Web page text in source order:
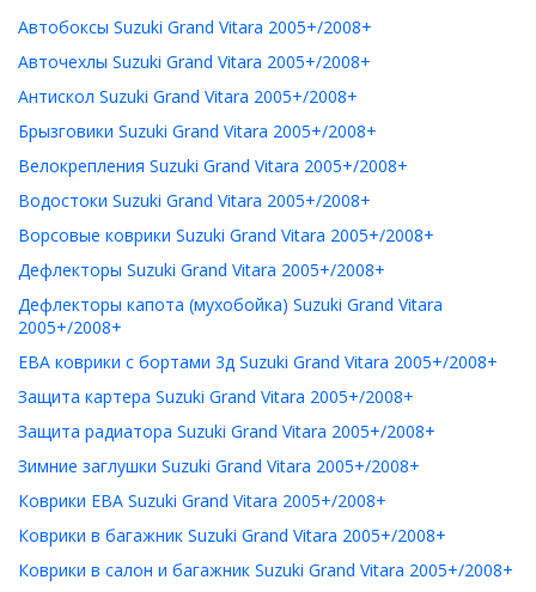
Автобоксы Suzuki Grand Vitara 2005+/2008+
Авточехлы Suzuki Grand Vitara 2005+/2008+
Антискол Suzuki Grand Vitara 2005+/2008+
Брызговики Suzuki Grand Vitara 2005+/2008+
Велокрепления Suzuki Grand Vitara 2005+/2008+
Водостоки Suzuki Grand Vitara 2005+/2008+
Ворсовые коврики Suzuki Grand Vitara 2005+/2008+
Дефлекторы Suzuki Grand Vitara 2005+/2008+
Дефлекторы капота (мухобойка) Suzuki Grand Vitara
2005+/2008+
ЕВА коврики с бортами 3д Suzuki Grand Vitara 2005+/2008+
Защита картера Suzuki Grand Vitara 2005+/2008+
Защита радиатора Suzuki Grand Vitara 2005+/2008+
Зимние заглушки Suzuki Grand Vitara 2005+/2008+
Коврики ЕВА Suzuki Grand Vitara 2005+/2008+
Коврики в багажник Suzuki Grand Vitara 2005+/2008+
Коврики в салон и багажник Suzuki Grand Vitara 2005+/2008+